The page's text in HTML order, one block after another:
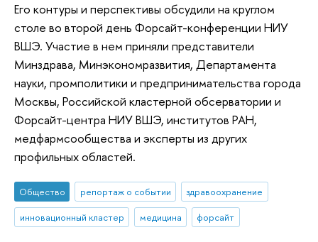
Его контуры и перспективы обсудили на круглом
столе во второй день Форсайт-конференции НИУ
ВШЭ. Участие в нем приняли представители
Минздрава, Минэкономразвития, Департамента
науки, промполитики и предпринимательства города
Москвы, Российской кластерной обсерватории и
Форсайт-центра НИУ ВШЭ, институтов РАН,
медфармсообщества и эксперты из других
профильных областей.
Общество репортаж о событии
здравоохранение
инновационный кластер
медицина форсайт